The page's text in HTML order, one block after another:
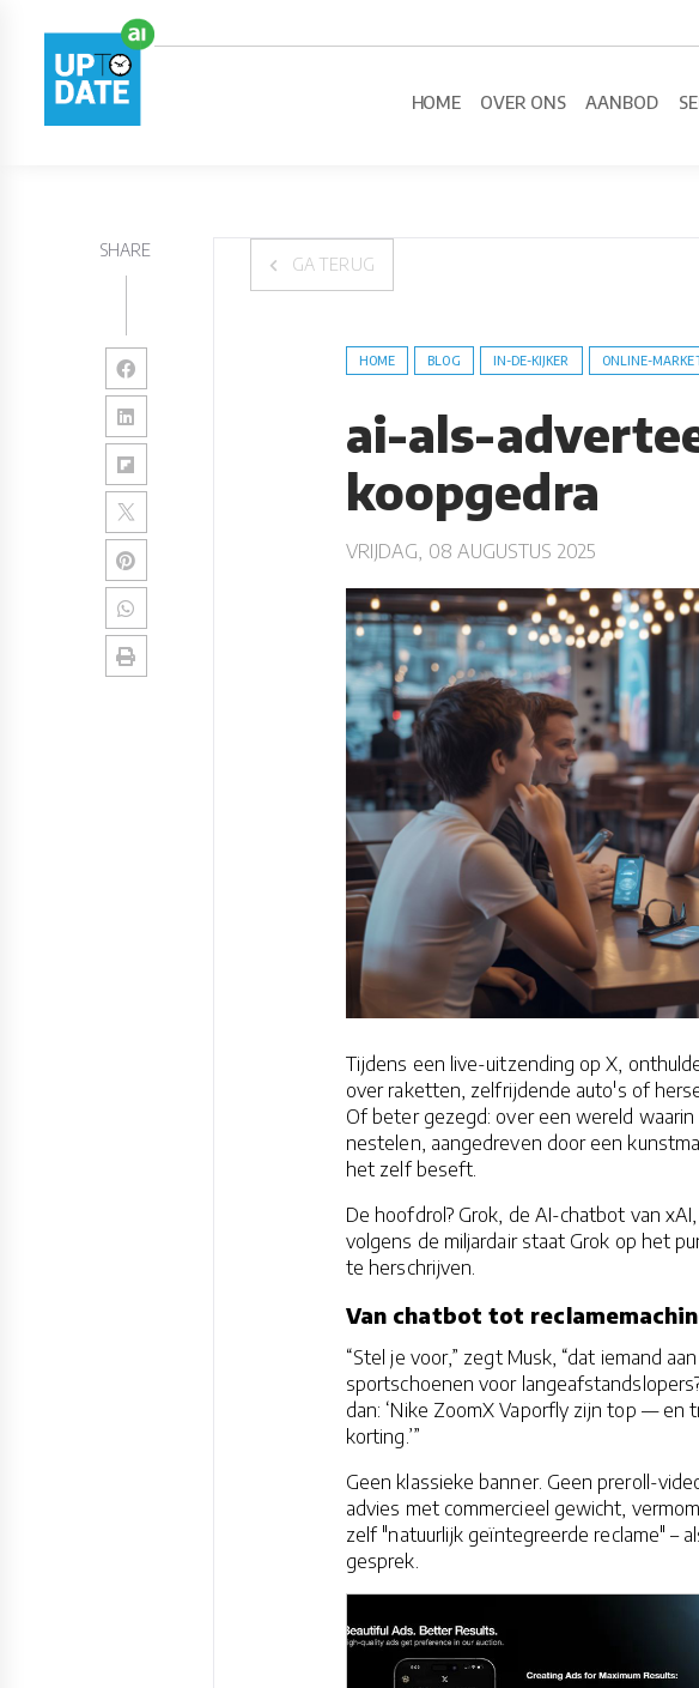
HOME OVER ONS AANBOD
SHARE
GA TERUG
HOME BLOG IN-DE-KIJKER ONLINE-
ai-als-
koopgedra
VRIJDAG, 08 AUGUSTUS 2025
Tijdens een live-uitzending op X,
over raketten, zelfrijdende auto's of
Of beter gezegd: over een wereld
nestelen, aangedreven door een
het zelf beseft.
De hoofdrol? Grok, de AI-chatbot van
volgens de miljardair staat Grok op het
te herschrijven.
Van chatbot tot
“Stel je voor,” zegt Musk, “dat iemand
sportschoenen voor
dan: ‘Nike ZoomX Vaporfly zijn top — en
korting.’”
Geen klassieke banner. Geen preroll-
advies met commercieel gewicht,
zelf "natuurlijk geïntegreerde reclame" –
gesprek.